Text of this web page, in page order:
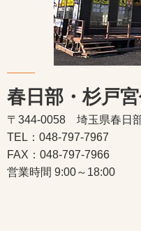
春日部・杉戸
〒344-0058 埼玉県春日
TEL：048-797-7967
FAX：048-797-7966
営業時間 9:00～18:00